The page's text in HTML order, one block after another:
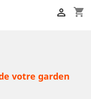
shopping_cart

votre garden